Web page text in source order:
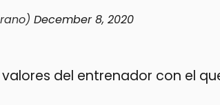
December 8, 2020
valores del entrenador con el